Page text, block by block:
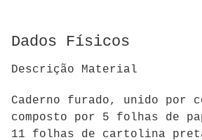
Dados Físicos
Descrição Material
Caderno furado, unido por
composto por 5 folhas de
11 folhas de cartolina